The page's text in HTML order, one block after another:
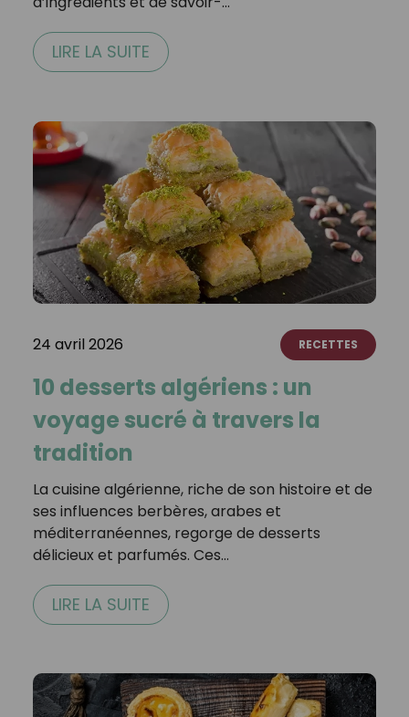
LIRE LA SUITE
24 avril 2026 RECETTES
10 desserts algériens : un
voyage sucré à travers la
tradition
La cuisine algérienne, riche de son histoire et de
ses influences berbères, arabes et
méditerranéennes, regorge de desserts
délicieux et parfumés. Ces…
LIRE LA SUITE